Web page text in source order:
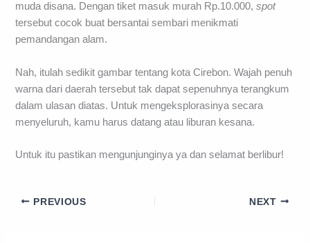
muda disana. Dengan tiket masuk murah Rp.10.000,spot
tersebut cocok buat bersantai sembari menikmati
pemandangan alam.
Nah, itulah sedikit gambar tentang kota Cirebon. Wajah penuh
warna dari daerah tersebut tak dapat sepenuhnya terangkum
dalam ulasan diatas. Untuk mengeksplorasinya secara
menyeluruh, kamu harus datang atau liburan kesana.
Untuk itu pastikan mengunjunginya ya dan selamat berlibur!
PREVIOUS NEXT